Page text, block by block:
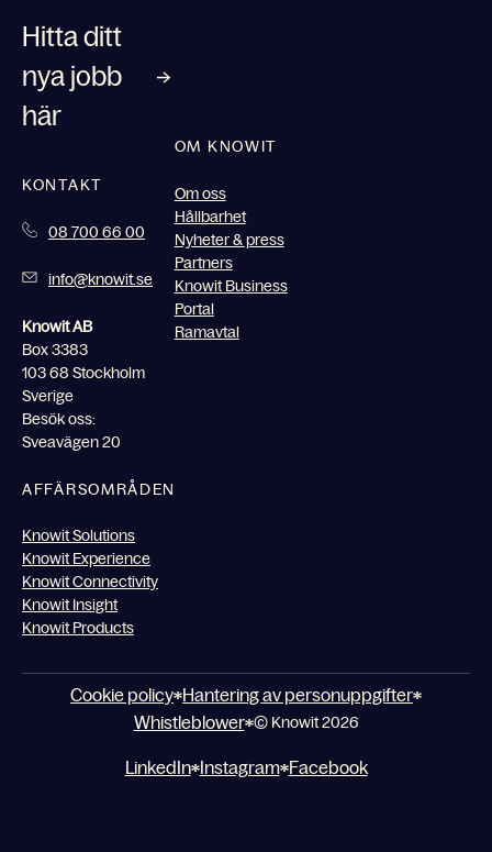
Hitta ditt
nya jobb
här
KONTAKT
08 700 66 00
info@knowit.se
Knowit AB
Box 3383
103 68 Stockholm
Sverige
Besök oss:
Sveavägen 20
OM KNOWIT
Om oss
Hållbarhet
Nyheter & press
Partners
Knowit Business
Portal
Ramavtal
AFFÄRSOMRÅDEN
Knowit Solutions
Knowit Experience
Knowit Connectivity
Knowit Insight
Knowit Products
Cookie policy Hantering av personuppgifter
Whistleblower © Knowit 2026
LinkedIn Instagram Facebook